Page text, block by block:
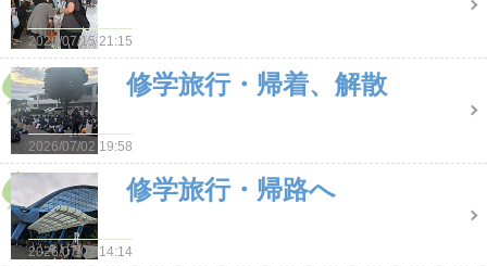
2026/07/15 21:15
修学旅行・帰着、解散
2026/07/02 19:58
修学旅行・帰路へ
2026/07/02 14:14